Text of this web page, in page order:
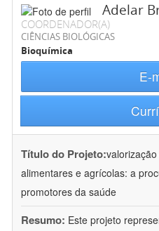
Adelar
COORDENADOR(A)
CIÊNCIAS BIOLÓGICAS
Bioquímica
E-
Título do Projeto:
alimentares e agrícolas: a
promotores da saúde
Resumo: Este projeto